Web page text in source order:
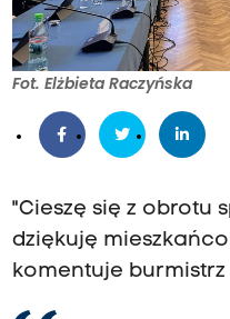
Fot. Elżbieta Raczyńska
"Cieszę się z obrotu
dziękuję
komentuje burmistrz